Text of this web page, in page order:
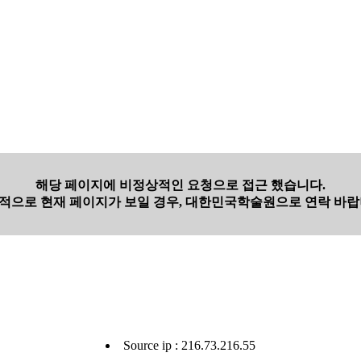
해당 페이지에 비정상적인 요청으로 접근 했습니다.
으로 현재 페이지가 보일 경우, 대한민국학술원으로 연락 바
Source ip : 216.73.216.55